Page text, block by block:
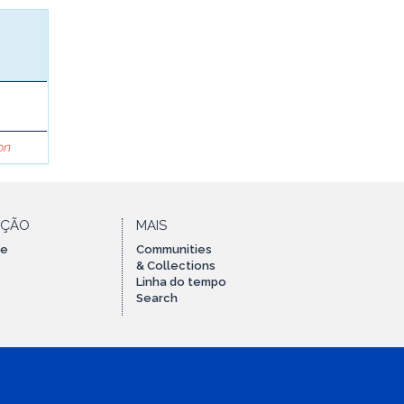
MAIS
Communities
& Collections
Linha do tempo
Search